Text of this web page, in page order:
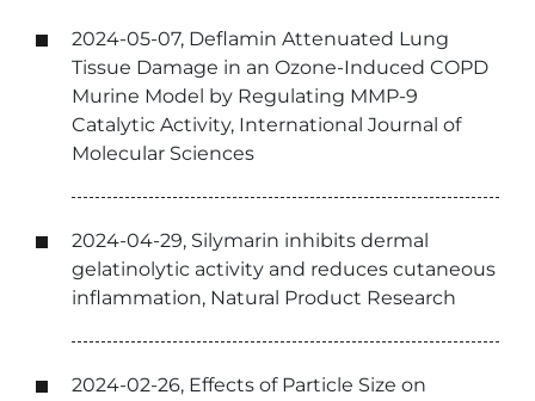
2024-05-07, Deflamin Attenuated Lung
Tissue Damage in an Ozone-Induced COPD
Murine Model by Regulating MMP-9
Catalytic Activity, International Journal of
Molecular Sciences
2024-04-29, Silymarin inhibits dermal
gelatinolytic activity and reduces cutaneous
inflammation, Natural Product Research
2024-02-26, Effects of Particle Size on